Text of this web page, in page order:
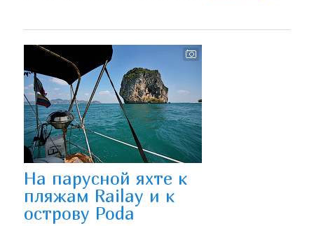
На парусной яхте к
пляжам Railay и к
острову Poda